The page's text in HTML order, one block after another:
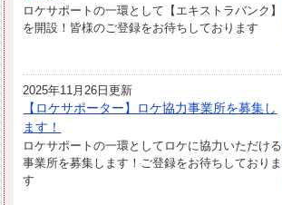
ロケサポートの一環として【エキストラバンク】
を開設！皆様のご登録をお待ちしております
2025年11月26日更新
【ロケサポーター】ロケ協力事業所を募集し
ます！
ロケサポートの一環としてロケに協力いただける
事業所を募集します！ご登録をお待ちしておりま
す